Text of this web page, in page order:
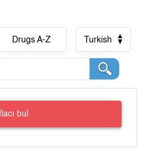
Drugs A-Z Turkish
İlacı bul